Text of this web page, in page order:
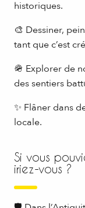
historiques.
🎨 Dessiner,
tant que c’est
🪖 Explorer de
des sentiers
✨ Flâner dans
locale.
Si vous
iriez-vous ?